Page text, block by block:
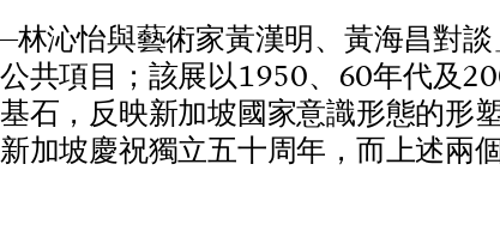
林沁怡與藝術家黃漢明、 黃海昌對談
公共項目 ； 該展以1950、 60年代及20
基石 ， 反映新加坡國家意識形態的形
新加坡慶祝獨立五十周年 ， 而上述兩